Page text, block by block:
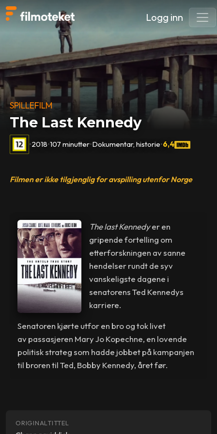
Logg inn
SPILLEFILM
The Last Kennedy
•2018•107 minutter•Dokumentar, historie•6,4
Filmen er ikke tilgjenglig for avspilling utenfor Norge
The last Kennedyer en
gripende fortelling om
etterforskningen av sanne
hendelser rundt de syv
vanskeligste dagene i
senatorens Ted Kennedys
karriere.
Senatoren kjørte utfor en bro og tok livet
av passasjeren Mary Jo Kopechne, en lovende
politisk strateg som hadde jobbet på kampanjen
til broren til Ted, Bobby Kennedy, året før.
ORIGINALTITTEL